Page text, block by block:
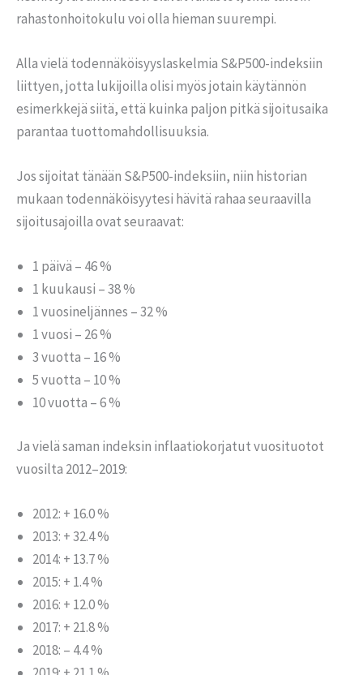
rahastonhoitokulu voi olla hieman suurempi.
Alla vielä todennäköisyyslaskelmia S&P500-indeksiin
liittyen, jotta lukijoilla olisi myös jotain käytännön
esimerkkejä siitä, että kuinka paljon pitkä sijoitusaika
parantaa tuottomahdollisuuksia.
Jos sijoitat tänään S&P500-indeksiin, niin historian
mukaan todennäköisyytesi hävitä rahaa seuraavilla
sijoitusajoilla ovat seuraavat:
1 päivä – 46 %
1 kuukausi – 38 %
1 vuosineljännes – 32 %
1 vuosi – 26 %
3 vuotta – 16 %
5 vuotta – 10 %
10 vuotta – 6 %
Ja vielä saman indeksin inflaatiokorjatut vuosituotot
vuosilta 2012–2019:
2012: + 16.0 %
2013: + 32.4 %
2014: + 13.7 %
2015: + 1.4 %
2016: + 12.0 %
2017: + 21.8 %
2018: – 4.4 %